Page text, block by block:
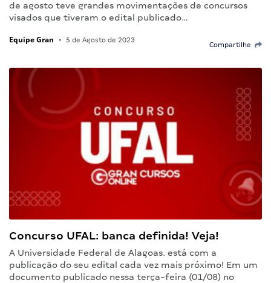
de agosto teve grandes movimentações de concursos
visados que tiveram o edital publicado…
Equipe Gran • 5 de Agosto de 2023
Compartilhe
Concurso UFAL: banca definida! Veja!
A Universidade Federal de Alagoas. está com a
publicação do seu edital cada vez mais próximo! Em um
documento publicado nessa terça-feira (01/08) no